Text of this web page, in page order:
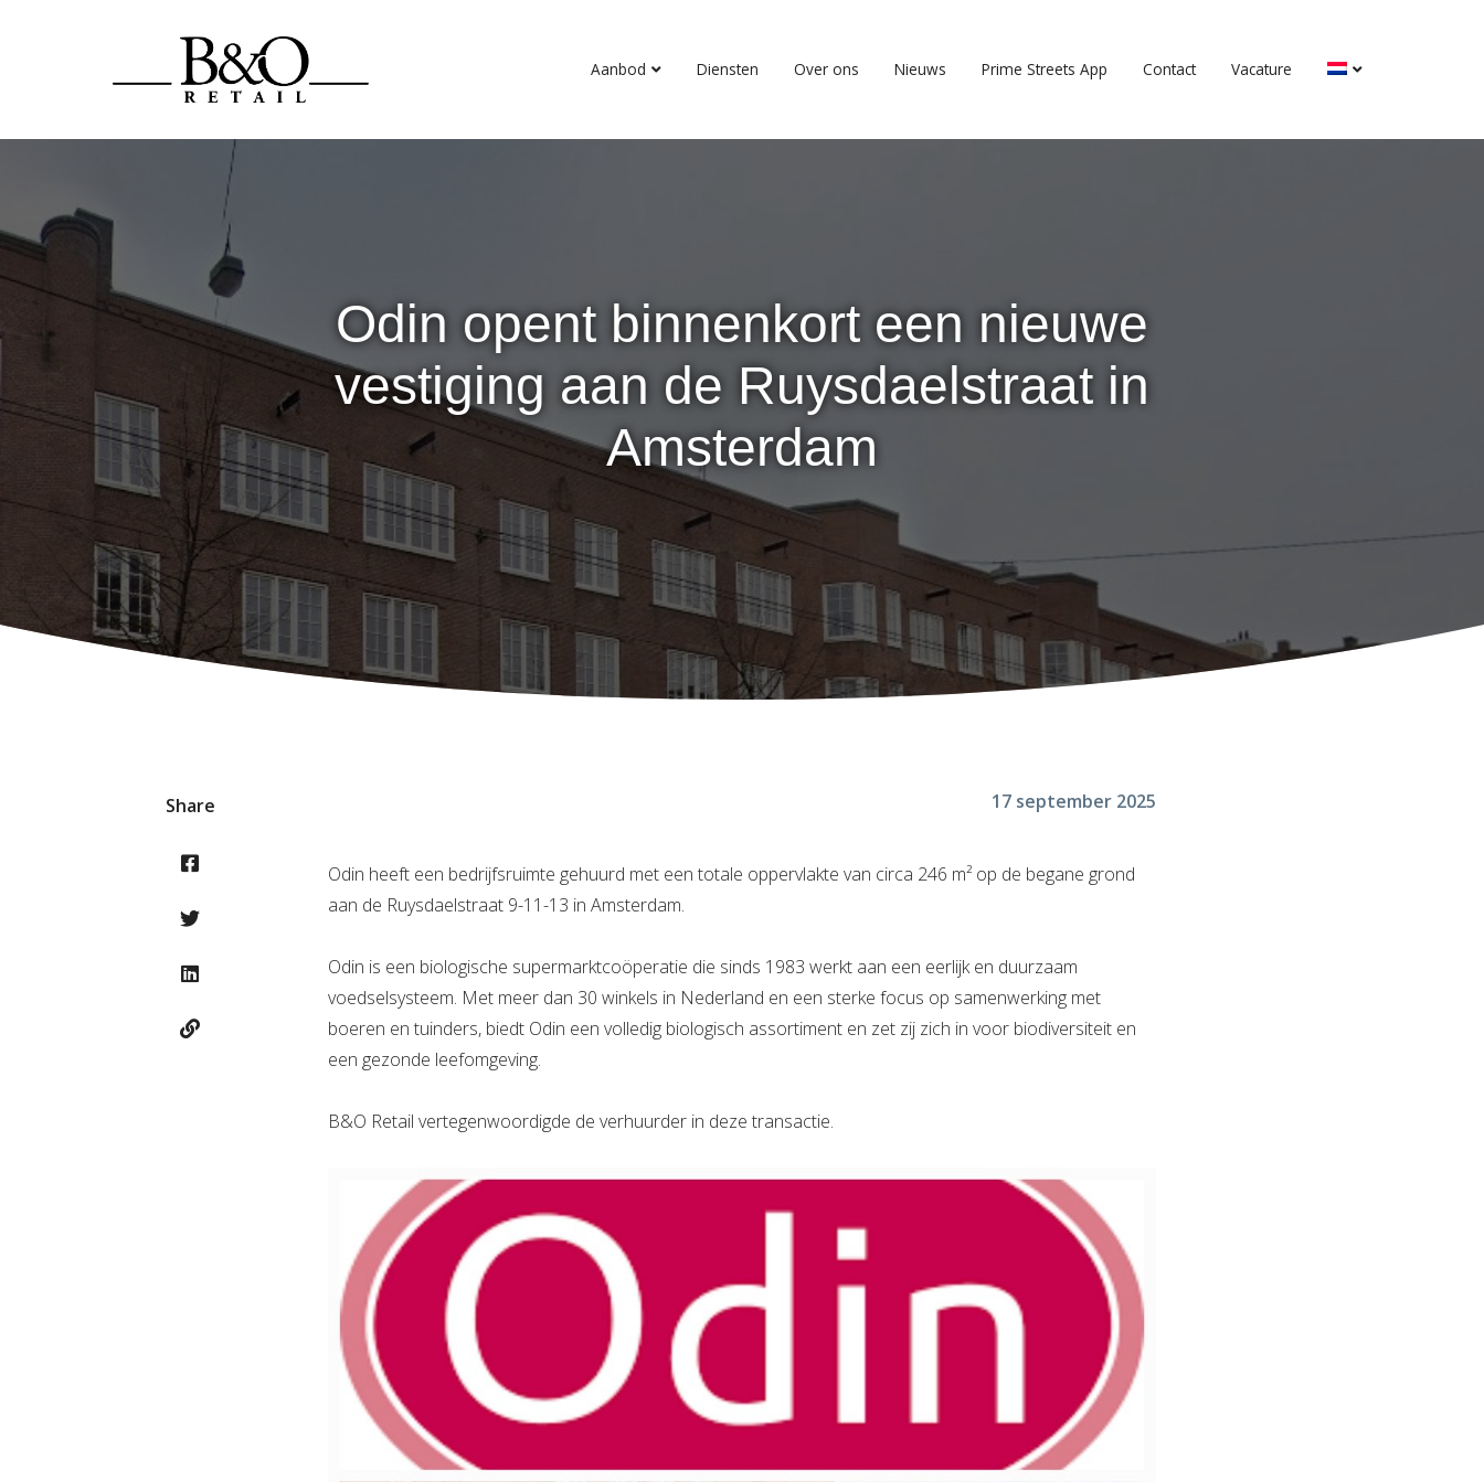
Aanbod Diensten Over ons Nieuws Prime Streets App Contact Vacature
Odin opent binnenkort een nieuwe
vestiging aan de Ruysdaelstraat in
Amsterdam
Share 17 september 2025
Odin heeft een bedrijfsruimte gehuurd met een totale oppervlakte van circa 246 m² op de begane grond
aan de Ruysdaelstraat 9-11-13 in Amsterdam.
Odin is een biologische supermarktcoöperatie die sinds 1983 werkt aan een eerlijk en duurzaam
voedselsysteem. Met meer dan 30 winkels in Nederland en een sterke focus op samenwerking met
boeren en tuinders, biedt Odin een volledig biologisch assortiment en zet zij zich in voor biodiversiteit en
een gezonde leefomgeving.
B&O Retail vertegenwoordigde de verhuurder in deze transactie.